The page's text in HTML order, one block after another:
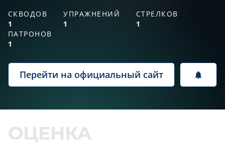
СКВОДОВ
1
УПРАЖНЕНИЙ
1
СТРЕЛКОВ
1
ПАТРОНОВ
1
Перейти на официальный сайт